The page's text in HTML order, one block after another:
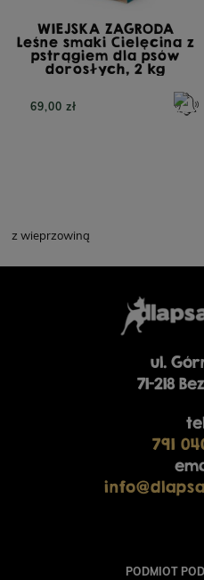
WIEJSKA ZAGRODA
Leśne smaki Cielęcina z
pstrągiem dla psów
dorosłych, 2 kg
69,00 zł
z wieprzowiną
ul.
71-218
791
PODMIOT